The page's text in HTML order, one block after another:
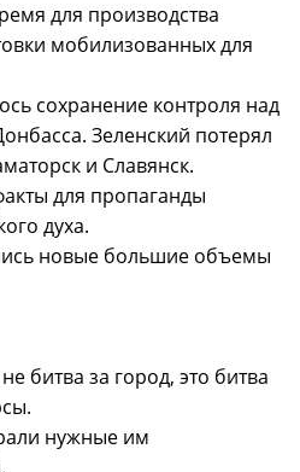
для производства
мобилизованных для
сохранение контроля над
Зеленский потерял
и Славянск.
для пропаганды
духа.
новые большие объемы
битва за город, это битва
нужные им